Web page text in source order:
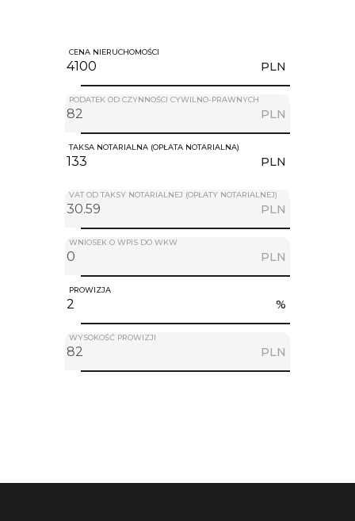
CENA NIERUCHOMOŚCI
PLN
PODATEK OD CZYNNOŚCI CYWILNO-PRAWNYCH
PLN
TAKSA NOTARIALNA (OPŁATA NOTARIALNA)
PLN
VAT OD TAKSY NOTARIALNEJ (OPŁATY NOTARIALNEJ)
PLN
WNIOSEK O WPIS DO WKW
PLN
PROWIZJA
%
WYSOKOŚĆ PROWIZJI
PLN